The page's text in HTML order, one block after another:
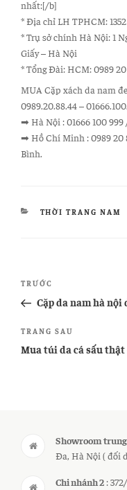
nhất:[/b]
* Địa chỉ LH TPHCM:
* Trụ sở chính Hà Nội: 1
Giấy – Hà Nội
* Tổng Đài: HCM: 0989
MUA Cặp xách da nam
0989.20.88.44 –
➡ Hà Nội : 01666 100
➡ Hồ Chí Minh : 0989 20
Bình.
DANH
THỜI TRANG NAM
Điều
hướng
viết
Bài
cũ
TRƯỚC
Cặp da nam hà nội
Bài
tiếp
TRANG SAU
Mua túi da cá sấu thật
Showroom
Đa, Hà Nội ( đối
Chi nhánh 2 :